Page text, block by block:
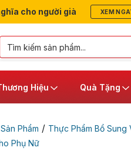
cho người già XEM
Hiệu Quà Tặng
Sản Phẩm / Thực Phẩm Bổ Sung
Phụ Nữ